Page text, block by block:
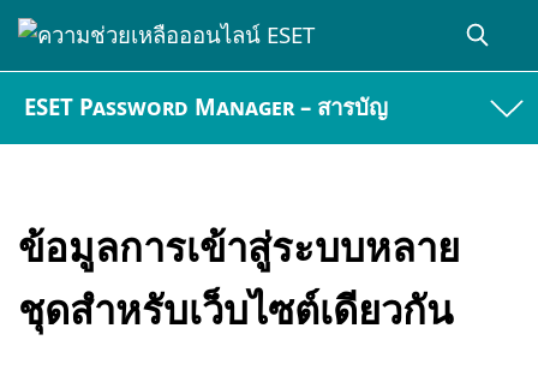
ESET Password Manager – สารบัญ
ข้อมูลการเข้าสู่ระบบหลาย
ชุดสำหรับเว็บไซต์เดียวกัน